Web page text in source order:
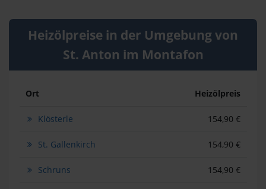
Heizölpreise in der Umgebung von
St. Anton im Montafon
Ort Heizölpreis
Klösterle 154,90 €
St. Gallenkirch 154,90 €
Schruns 154,90 €